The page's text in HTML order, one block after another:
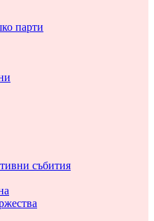
парти
събития